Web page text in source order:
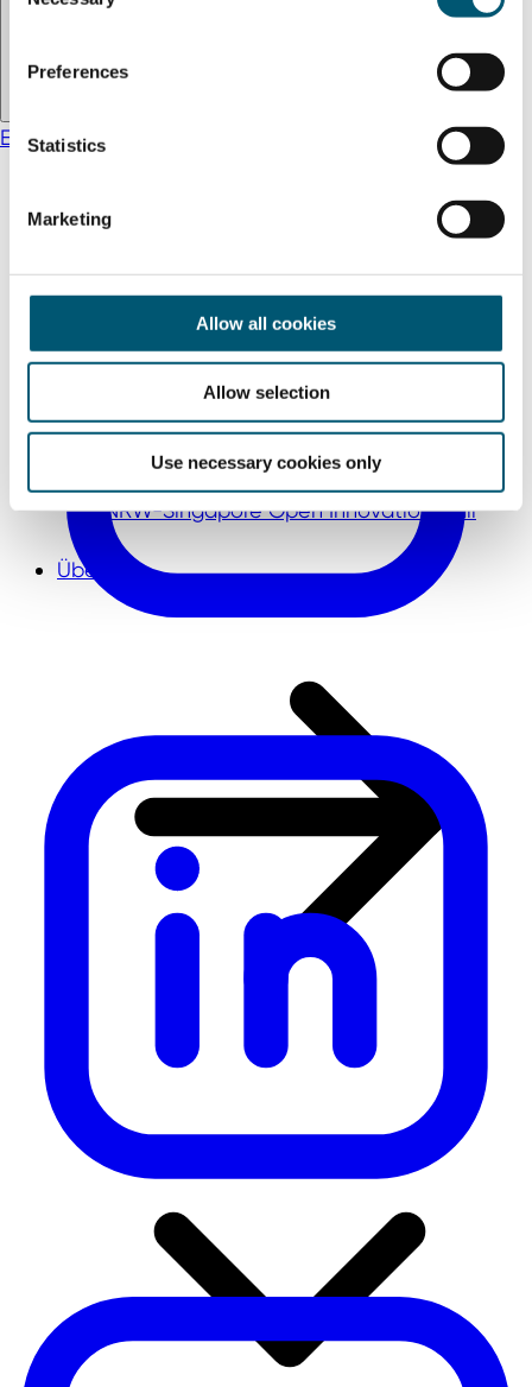
t
Preferences
Statistics
Marketing
Allow all cookies
Allow selection
Use necessary cookies only
Internationale Messen
Messe meets Mittelstand
Unternehmensreisen
Außenwirtschaftsdaten
NRW-Singapore Open Innovation Call
Über uns
EN DE TR